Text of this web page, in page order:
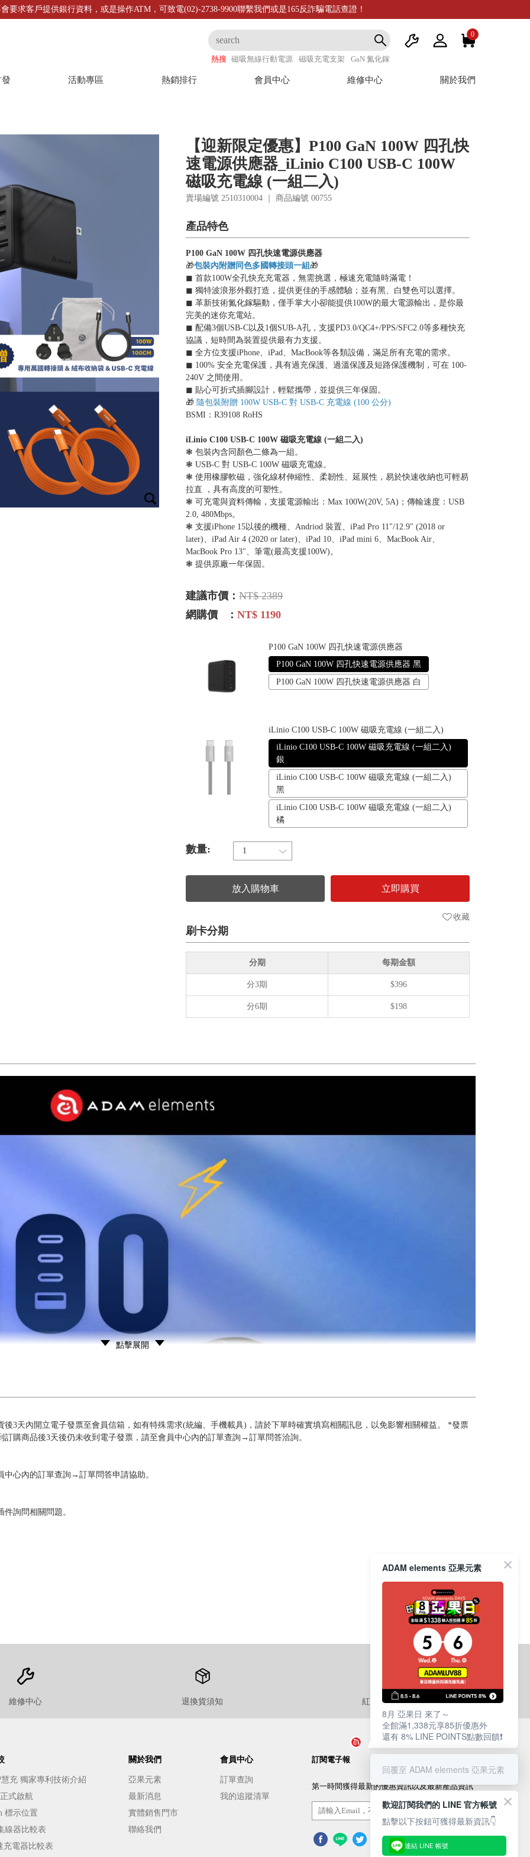
要求客戶提供銀行資料，或是操作ATM，可致電(02)-2738-9900聯繫我們或是165反詐騙電話查證！
0
熱搜 磁吸無線行動電源 磁吸充電支架 GaN 氮化鎵
活動專區 熱銷排行 會員中心 維修中心 關於我們
【迎新限定優惠】P100 GaN 100W 四孔快
速電源供應器_iLinio C100 USB-C 100W
磁吸充電線 (一組二入)
賣場編號 2510310004 ｜ 商品編號 00755
產品特色
P100 GaN 100W 四孔快速電源供應器
🎁包裝內附贈同色多國轉接頭一組 🎁
◼︎ 首款100W全孔快充充電器，無需挑選，極速充電隨時滿電！
◼︎ 獨特波浪形外觀打造，提供更佳的手感體驗；並有黑、白雙色可以選擇。
◼︎ 革新技術氮化鎵驅動，僅手掌大小卻能提供100W的最大電源輸出，是你最
完美的迷你充電站。
◼︎ 配備3個USB-C以及1個SUB-A孔，支援PD3.0/QC4+/PPS/SFC2.0等多種快充
協議，短時間為裝置提供最有力支援。
◼︎ 全方位支援iPhone、iPad、MacBook等各類設備，滿足所有充電的需求。
◼︎ 100% 安全充電保護，具有過充保護、過溫保護及短路保護機制，可在 100-
240V 之間使用。
◼︎ 貼心可折式插腳設計，輕鬆攜帶，並提供三年保固。
🎁 隨包裝附贈 100W USB-C 對 USB-C 充電線 (100 公分)
BSMI：R39108 RoHS
iLinio C100 USB-C 100W 磁吸充電線 (一組二入)
❃ 包裝內含同顏色二條為一組。
❃ USB-C 對 USB-C 100W 磁吸充電線。
❃ 使用橡膠軟磁，強化線材伸縮性、柔韌性、延展性，易於快速收納也可輕易
拉直 ，具有高度的可塑性。
❃ 可充電與資料傳輸，支援電源輸出：Max 100W(20V, 5A)；傳輸速度：USB
2.0, 480Mbps。
❃ 支援iPhone 15以後的機種、Andriod 裝置、iPad Pro 11"/12.9" (2018 or
later)、iPad Air 4 (2020 or later)、iPad 10、iPad mini 6、MacBook Air、
MacBook Pro 13"、筆電(最高支援100W)。
❃ 提供原廠一年保固。
建議市價： NT$ 2389
網購價 ： NT$ 1190
P100 GaN 100W 四孔快速電源供應器
P100 GaN 100W 四孔快速電源供應器 黑
P100 GaN 100W 四孔快速電源供應器 白
iLinio C100 USB-C 100W 磁吸充電線 (一組二入)
iLinio C100 USB-C 100W 磁吸充電線 (一組二入)
銀
iLinio C100 USB-C 100W 磁吸充電線 (一組二入)
黑
iLinio C100 USB-C 100W 磁吸充電線 (一組二入)
橘
數量:
放入購物車 立即購買
收藏
刷卡分期
分期 每期金額
分3期 $396
分6期 $198
點擊展開
3天內開立電子發票至會員信箱，如有特殊需求(統編、手機載具)，請於下單時確實填寫相關訊息，以免影響相關權益。 *發票
購商品後3天後仍未收到電子發票，請至會員中心內的訂單查詢→訂單問答洽詢。
心內的訂單查詢→訂單問答申請協助。
詢問相關問題。
維修中心 退換貨須知 紅利點數使用說明
充 獨家專利技術介紹
式啟航
標示位置
線器比較表
充電器比較表
關於我們
亞果元素
最新消息
實體銷售門市
聯絡我們
會員中心
訂單查詢
我的追蹤清單
訂閱電子報
第一時間獲得最新的優惠資訊以及最新產品資訊
訂閱/取消
ADAM elements 亞果元素
8月 亞果日 來了～
全館滿1,338元享85折優惠外
還有 8% LINE POINTS點數回饋❗️
回覆至 ADAM elements 亞果元素
歡迎訂閱我們的 LINE 官方帳號
點擊以下按鈕可獲得最新資訊👇
連結 LINE 帳號